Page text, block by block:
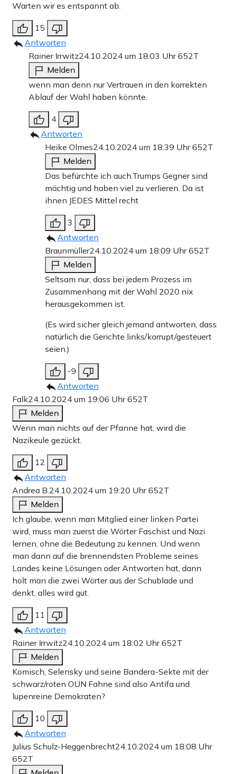
Warten wir es entspannt ab.
15
Antworten
Rainer Irrwitz24.10.2024 um 18:03 Uhr652T
Melden
wenn man denn nur Vertrauen in den korrekten
Ablauf der Wahl haben könnte.
4
Antworten
Heike Olmes24.10.2024 um 18:39 Uhr652T
Melden
Das befürchte ich auch.Trumps Gegner sind
mächtig und haben viel zu verlieren. Da ist
ihnen JEDES Mittel recht
3
Antworten
Braunmüller24.10.2024 um 18:09 Uhr652T
Melden
Seltsam nur, dass bei jedem Prozess im
Zusammenhang mit der Wahl 2020 nix
herausgekommen ist.
(Es wird sicher gleich jemand antworten, dass
natürlich die Gerichte links/korrupt/gesteuert
seien.)
-9
Antworten
Falk24.10.2024 um 19:06 Uhr652T
Melden
Wenn man nichts auf der Pfanne hat, wird die
Nazikeule gezückt.
12
Antworten
Andrea B.24.10.2024 um 19:20 Uhr652T
Melden
Ich glaube, wenn man Mitglied einer linken Partei
wird, muss man zuerst die Wörter Faschist und Nazi
lernen, ohne die Bedeutung zu kennen. Und wenn
man dann auf die brennendsten Probleme seines
Landes keine Lösungen oder Antworten hat, dann
holt man die zwei Wörter aus der Schublade und
denkt, alles wird gut.
11
Antworten
Rainer Irrwitz24.10.2024 um 18:02 Uhr652T
Melden
Komisch, Selensky und seine Bandera-Sekte mit der
schwarz/roten OUN Fahne sind also Antifa und
lupenreine Demokraten?
10
Antworten
Julius Schulz-Heggenbrecht24.10.2024 um 18:08 Uhr
652T